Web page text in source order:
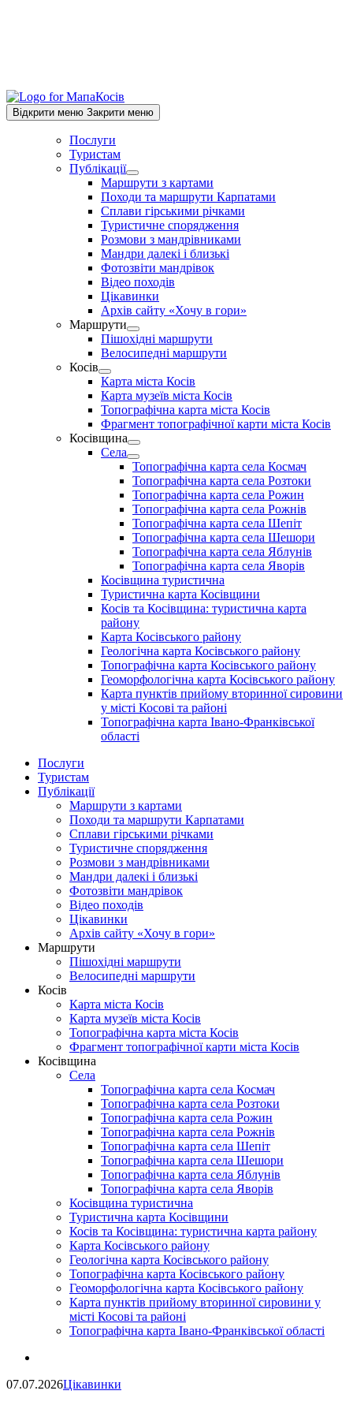
Відкрити меню Закрити меню
Послуги
Туристам
Публікації
Show
sub
menu
Маршрути з картами
Походи та маршрути Карпатами
Сплави гірськими річками
Туристичне спорядження
Розмови з мандрівниками
Мандри далекі і близькі
Фотозвіти мандрівок
Відео походів
Цікавинки
Архів сайту «Хочу в гори»
Маршрути
Show
sub
menu
Пішохідні маршрути
Велосипедні маршрути
Косів
Show
sub
menu
Карта міста Косів
Карта музеїв міста Косів
Топографічна карта міста Косів
Фрагмент топографічної карти міста Косів
Косівщина
Show
sub
menu
Села
Show
sub
menu
Топографічна карта села Космач
Топографічна карта села Розтоки
Топографічна карта села Рожин
Топографічна карта села Рожнів
Топографічна карта села Шепіт
Топографічна карта села Шешори
Топографічна карта села Яблунів
Топографічна карта села Яворів
Косівщина туристична
Туристична карта Косівщини
Косів та Косівщина: туристична карта
району
Карта Косівського району
Геологічна карта Косівського району
Топографічна карта Косівського району
Геоморфологічна карта Косівського району
Карта пунктів прийому вторинної сировини
у місті Косові та районі
Топографічна карта Івано-Франківської
області
Послуги
Туристам
Публікації
Маршрути з картами
Походи та маршрути Карпатами
Сплави гірськими річками
Туристичне спорядження
Розмови з мандрівниками
Мандри далекі і близькі
Фотозвіти мандрівок
Відео походів
Цікавинки
Архів сайту «Хочу в гори»
Маршрути
Пішохідні маршрути
Велосипедні маршрути
Косів
Карта міста Косів
Карта музеїв міста Косів
Топографічна карта міста Косів
Фрагмент топографічної карти міста Косів
Косівщина
Села
Топографічна карта села Космач
Топографічна карта села Розтоки
Топографічна карта села Рожин
Топографічна карта села Рожнів
Топографічна карта села Шепіт
Топографічна карта села Шешори
Топографічна карта села Яблунів
Топографічна карта села Яворів
Косівщина туристична
Туристична карта Косівщини
Косів та Косівщина: туристична карта району
Карта Косівського району
Геологічна карта Косівського району
Топографічна карта Косівського району
Геоморфологічна карта Косівського району
Карта пунктів прийому вторинної сировини у
місті Косові та районі
Топографічна карта Івано-Франківської області
07.07.2026Цікавинки